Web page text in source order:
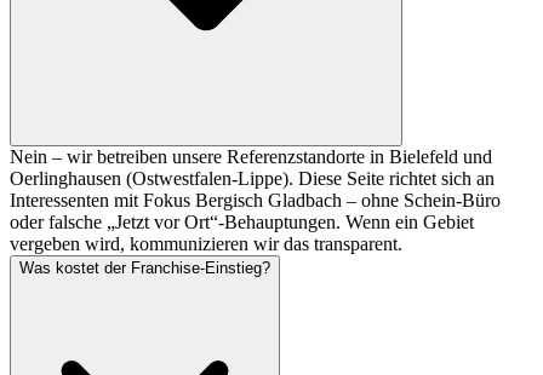
Nein – wir betreiben unsere Referenzstandorte in Bielefeld und
Oerlinghausen (Ostwestfalen-Lippe). Diese Seite richtet sich an
Interessenten mit Fokus Bergisch Gladbach – ohne Schein-Büro
oder falsche „Jetzt vor Ort“-Behauptungen. Wenn ein Gebiet
vergeben wird, kommunizieren wir das transparent.
Was kostet der Franchise-Einstieg?